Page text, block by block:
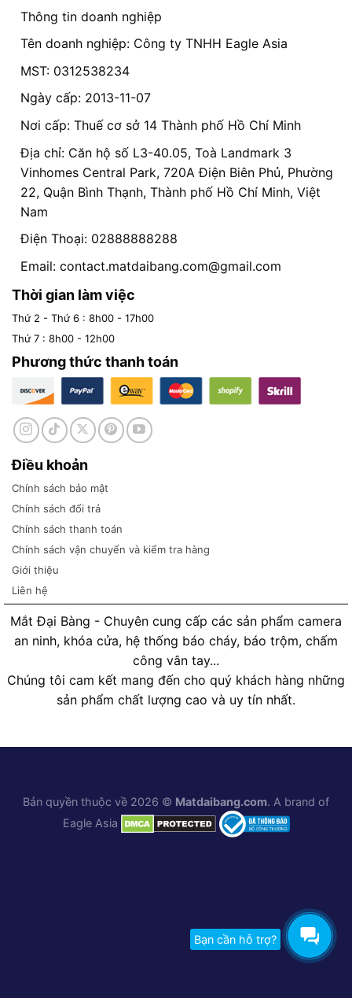
Thông tin doanh nghiệp
Tên doanh nghiệp: Công ty TNHH Eagle Asia
MST: 0312538234
Ngày cấp: 2013-11-07
Nơi cấp: Thuế cơ sở 14 Thành phố Hồ Chí Minh
Địa chỉ: Căn hộ số L3-40.05, Toà Landmark 3
Vinhomes Central Park, 720A Điện Biên Phủ, Phường
22, Quận Bình Thạnh, Thành phố Hồ Chí Minh, Việt
Nam
Điện Thoại: 02888888288
Email: contact.matdaibang.com@gmail.com
Thời gian làm việc
Thứ 2 - Thứ 6 : 8h00 - 17h00
Thứ 7 : 8h00 - 12h00
Phương thức thanh toán
Điều khoản
Chính sách bảo mật
Chính sách đổi trả
Chính sách thanh toán
Chính sách vận chuyển và kiểm tra hàng
Giới thiệu
Liên hệ
Mắt Đại Bàng - Chuyên cung cấp các sản phẩm camera
an ninh, khóa cửa, hệ thống báo cháy, báo trộm, chấm
công vân tay...
Chúng tôi cam kết mang đến cho quý khách hàng những
sản phẩm chất lượng cao và uy tín nhất.
Bạn cần hỗ trợ?
Bản quyền thuộc về 2026 © Matdaibang.com. A brand of
Eagle Asia